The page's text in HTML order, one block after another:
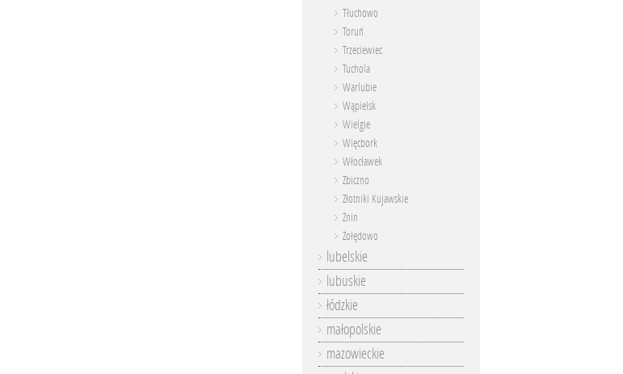
Tłuchowo
Toruń
Trzeciewiec
Tuchola
Warlubie
Wąpielsk
Wielgie
Więcbork
Włocławek
Zbiczno
Złotniki Kujawskie
Żnin
Żołędowo
lubelskie
lubuskie
łódzkie
małopolskie
mazowieckie